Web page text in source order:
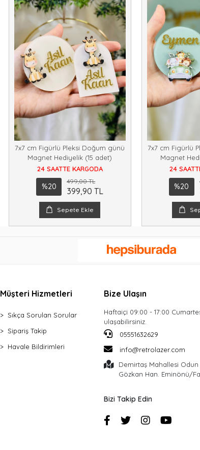
7x7 cm Figürlü Pleksi Doğum günü
Magnet Hediyelik (15 adet)
24 SAATTE KARGODA
%20
499,00 TL
399,90 TL
Sepete Ekle
7x7 cm Figürlü
Magnet
24
%20
Müşteri Hizmetleri
Sıkça Sorulan Sorular
Sipariş Takip
Havale Bildirimleri
Bize Ulaşın
Haftaiçi 09:00 - 17:00
ulaşabilirsiniz.
05551632629
info@retrolazer.com
Demirtaş Mahallesi Odun
Gözkan Han. Eminönü/
Bizi Takip Edin